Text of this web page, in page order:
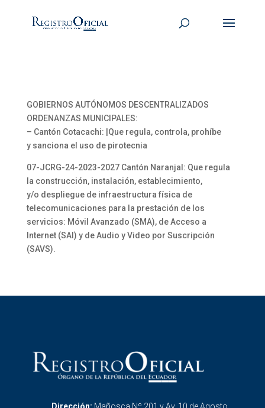
GOBIERNOS AUTÓNOMOS DESCENTRALIZADOS
ORDENANZAS MUNICIPALES:
– Cantón Cotacachi: |Que regula, controla, prohíbe
y sanciona el uso de pirotecnia
07-JCRG-24-2023-2027 Cantón Naranjal: Que regula
la construcción, instalación, establecimiento,
y/o despliegue de infraestructura física de
telecomunicaciones para la prestación de los
servicios: Móvil Avanzado (SMA), de Acceso a
Internet (SAI) y de Audio y Video por Suscripción
(SAVS).